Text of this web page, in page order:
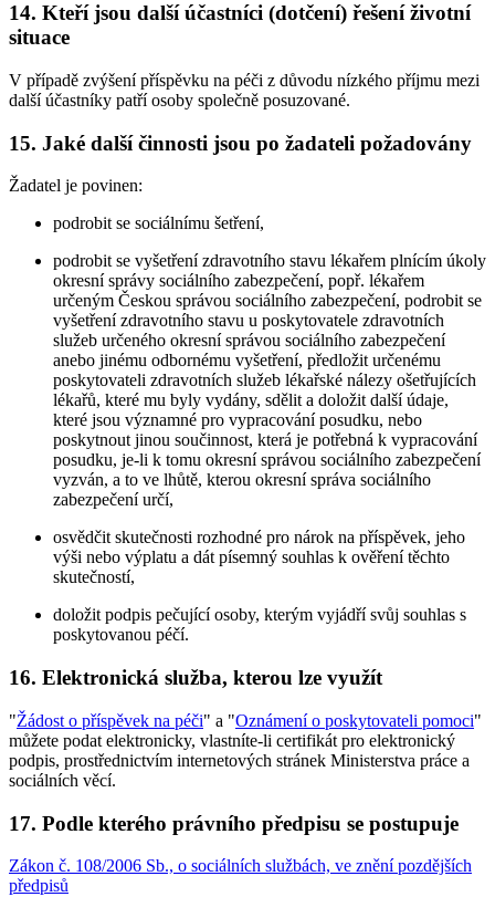
14. Kteří jsou další účastníci (dotčení) řešení životní
situace
V případě zvýšení příspěvku na péči z důvodu nízkého příjmu mezi
další účastníky patří osoby společně posuzované.
15. Jaké další činnosti jsou po žadateli požadovány
Žadatel je povinen:
podrobit se sociálnímu šetření,
podrobit se vyšetření zdravotního stavu lékařem plnícím úkoly
okresní správy sociálního zabezpečení, popř. lékařem
určeným Českou správou sociálního zabezpečení, podrobit se
vyšetření zdravotního stavu u poskytovatele zdravotních
služeb určeného okresní správou sociálního zabezpečení
anebo jinému odbornému vyšetření, předložit určenému
poskytovateli zdravotních služeb lékařské nálezy ošetřujících
lékařů, které mu byly vydány, sdělit a doložit další údaje,
které jsou významné pro vypracování posudku, nebo
poskytnout jinou součinnost, která je potřebná k vypracování
posudku, je-li k tomu okresní správou sociálního zabezpečení
vyzván, a to ve lhůtě, kterou okresní správa sociálního
zabezpečení určí,
osvědčit skutečnosti rozhodné pro nárok na příspěvek, jeho
výši nebo výplatu a dát písemný souhlas k ověření těchto
skutečností,
doložit podpis pečující osoby, kterým vyjádří svůj souhlas s
poskytovanou péčí.
16. Elektronická služba, kterou lze využít
"Žádost o příspěvek na péči" a "Oznámení o poskytovateli pomoci"
můžete podat elektronicky, vlastníte-li certifikát pro elektronický
podpis, prostřednictvím internetových stránek Ministerstva práce a
sociálních věcí.
17. Podle kterého právního předpisu se postupuje
Zákon č. 108/2006 Sb., o sociálních službách, ve znění pozdějších
předpisů